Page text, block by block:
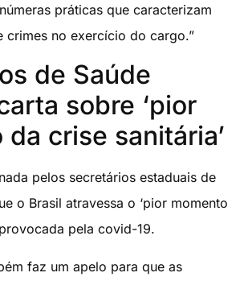
práticas que caracterizam
crimes no exercício do cargo.”
de Saúde
sobre ‘pior
crise sanitária’
pelos secretários estaduais de
o Brasil atravessa o ‘pior momento
pela covid-19.
faz um apelo para que as